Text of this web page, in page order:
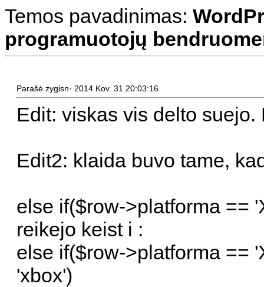
Temos pavadinimas:
programuotojų
Parašė zygisn· 2014 Kov. 31 20:03:16
Edit: viskas vis delto suejo.
Edit2: klaida buvo tame,
else if($row->platforma ==
reikejo keist i :
else if($row->platforma ==
'xbox')